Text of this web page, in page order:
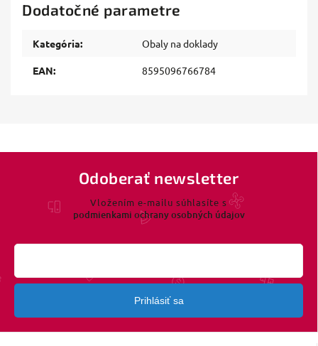
Dodatočné parametre
Kategória: Obaly na doklady
EAN: 8595096766784
Odoberať newsletter
Vložením e-mailu súhlasíte s
podmienkami ochrany osobných údajov
Prihlásiť sa